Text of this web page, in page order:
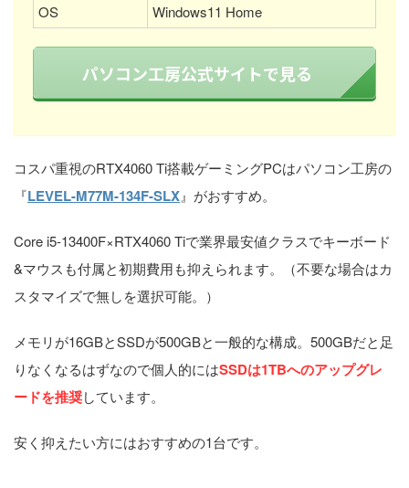
OS
Windows11 Home
パソコン工房公式サイトで見る
コスパ重視のRTX4060 Ti搭載ゲーミングPCはパソコン工房の
『LEVEL-M77M-134F-SLX』がおすすめ。
Core i5-13400F×RTX4060 Tiで業界最安値クラスでキーボード
&マウスも付属と初期費用も抑えられます。（不要な場合はカ
スタマイズで無しを選択可能。）
メモリが16GBとSSDが500GBと一般的な構成。500GBだと足
りなくなるはずなので個人的にはSSDは1TBへのアップグレ
ードを推奨しています。
安く抑えたい方にはおすすめの1台です。